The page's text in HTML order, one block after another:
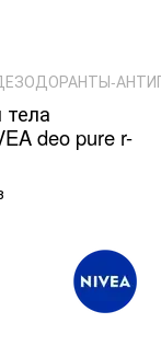
deo pure r-